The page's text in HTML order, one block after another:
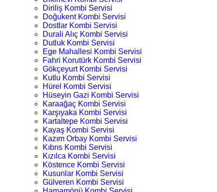
Diriliş Kombi Servisi
Doğukent Kombi Servisi
Dostlar Kombi Servisi
Durali Alıç Kombi Servisi
Dutluk Kombi Servisi
Ege Mahallesi Kombi Servisi
Fahri Korutürk Kombi Servisi
Gökçeyurt Kombi Servisi
Kutlu Kombi Servisi
Hürel Kombi Servisi
Hüseyin Gazi Kombi Servisi
Karaağaç Kombi Servisi
Karşıyaka Kombi Servisi
Kartaltepe Kombi Servisi
Kayaş Kombi Servisi
Kazım Orbay Kombi Servisi
Kıbrıs Kombi Servisi
Kızılca Kombi Servisi
Köstence Kombi Servisi
Kusunlar Kombi Servisi
Gülveren Kombi Servisi